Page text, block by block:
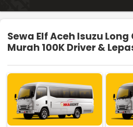
Sewa Elf Aceh Isuzu
Murah 100K Driver &